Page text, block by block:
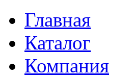
Главная
Каталог
Компания